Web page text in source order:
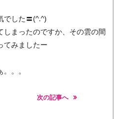
でした〓(^.^)
まったのですか、その雲の間
てみましたー
。。
次の記事へ